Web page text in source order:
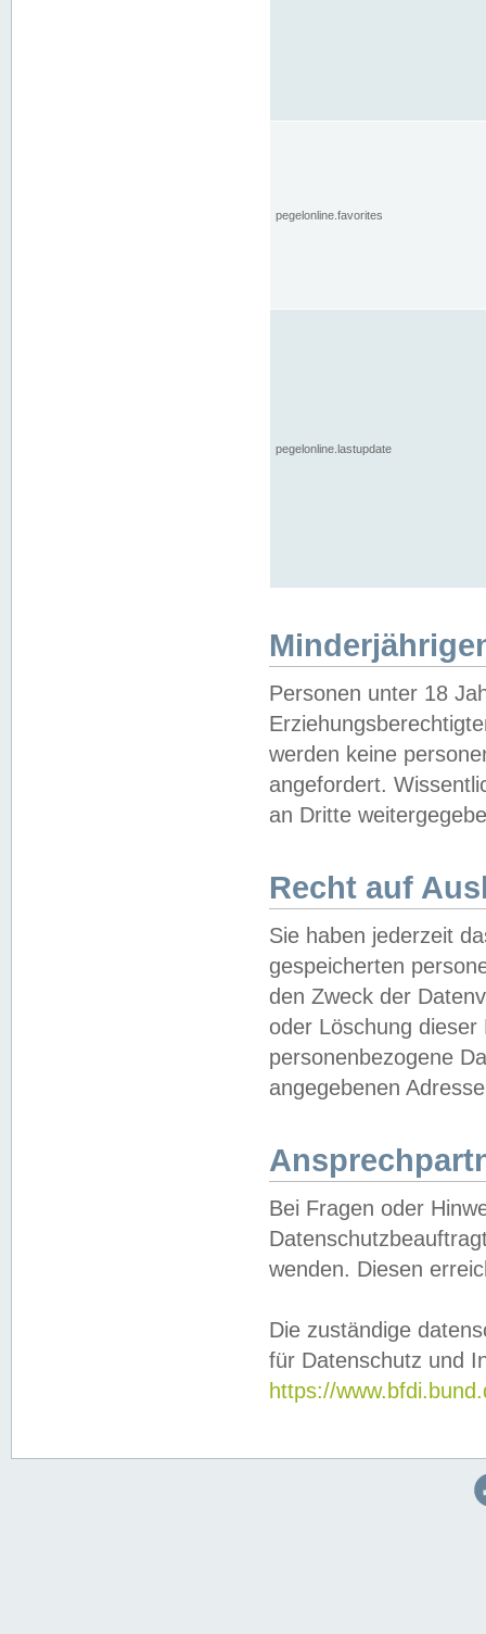
pegelonline.favorites
pegelonline.lastupdate
Personen unter 18
werden keine
angefordert.
an Dritte
Recht auf
Sie haben jederzeit
gespeicherten
den Zweck der
oder Löschung
personenbezogene
angegebenen
Bei Fragen oder
wenden. Diesen
Die zuständige
für Datenschutz und
https://